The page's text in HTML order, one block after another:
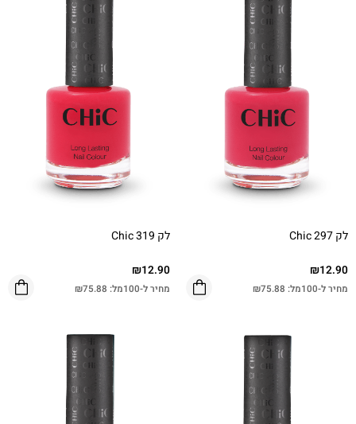
לק Chic 297
₪12.90
מחיר ל-100מל: ₪75.88
לק Chic 319
₪12.90
מחיר ל-100מל: ₪75.88